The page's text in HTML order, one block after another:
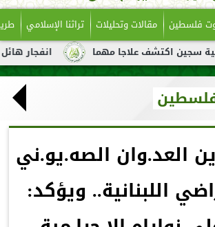
فلسطين مقالات وتحليلات تراثنا الإسلامي
انفجار هائل لناقلة علاجا مهما
العد.وان الصه.يو.ني
اللبنانية.. ويؤكد: